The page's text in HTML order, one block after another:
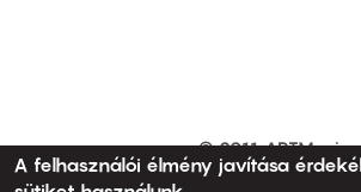
Footer
other
© 2011 ARTMozi
A felhasználói élmény javítása